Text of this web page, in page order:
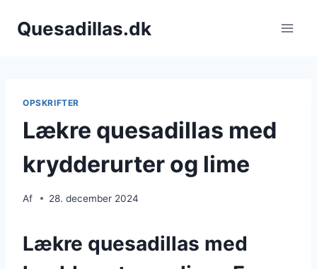
Quesadillas.dk
OPSKRIFTER
Lækre quesadillas med
krydderurter og lime
Af 28. december 2024
Lækre quesadillas med